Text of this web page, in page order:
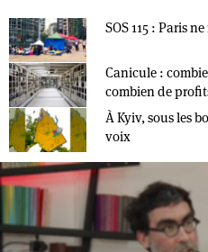
SOS 115 : Paris
Canicule :
combien de
À Kyiv, sous les
voix